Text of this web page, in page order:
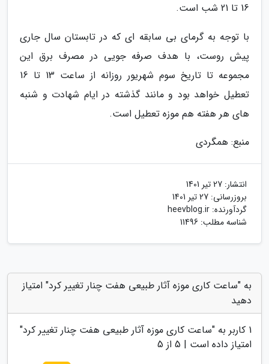
16 تا 21 شب است.
با توجه به گرمای بی سابقه ای که در تابستان سال جاری
پیش روست، با هدف صرفه جویی در مصرف برق این
مجموعه تا تاریخ سوم شهریور روزانه از ساعت 13 تا 16
تعطیل خواهد بود و مانند گذشته در ایام شهادت و شنبه
های هر هفته هم موزه تعطیل است.
منبع: همگردی
انتشار: 27 تیر 1401
بروزرسانی: 27 تیر 1401
گردآورنده: heevblog.ir
شناسه مطلب: 11496
به "ساعت کاری موزه آثار طبیعی هفت چنار تغییر کرد" امتیاز
دهید
1 کاربر به "ساعت کاری موزه آثار طبیعی هفت چنار تغییر کرد"
امتیاز داده است | 5 از 5